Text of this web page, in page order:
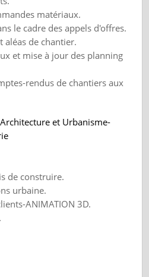
matériaux.
le cadre des appels d'offres.
aléas de chantier.
et mise à jour des planning
rendus de chantiers aux
et Urbanisme-
de construire.
urbaine.
ANIMATION 3D.